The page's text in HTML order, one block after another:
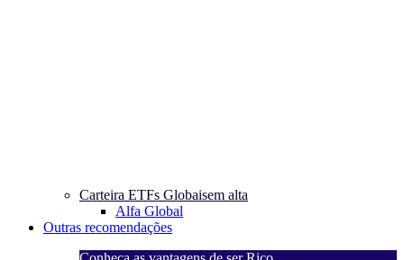
Carteira ETFs Globaisem alta
Alfa Global
Outras recomendações